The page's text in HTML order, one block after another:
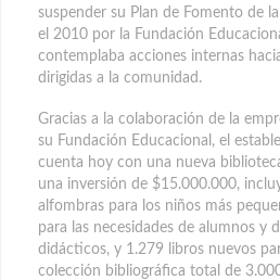
suspender su Plan de Fomento de
el 2010 por la Fundación
contemplaba acciones internas
dirigidas a la comunidad.
Gracias a la colaboración de la
su Fundación Educacional, el
cuenta hoy con una nueva
una inversión de $15.000.000,
alfombras para los niños más
para las necesidades de alumnos y
didácticos, y 1.279 libros nuevos
colección bibliográfica total de